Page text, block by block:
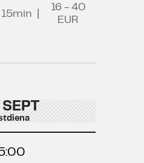
16 - 40
EUR